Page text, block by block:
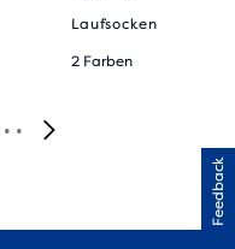
Laufsocken
2 Farben
Feedback